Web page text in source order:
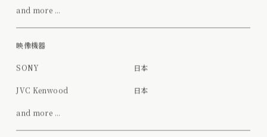
and more ...
映像機器
SONY 日本
JVC Kenwood 日本
and more ...